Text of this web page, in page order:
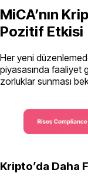
MiCA’nın
Pozitif Etkisi
Her yeni
piyasasında faaliyet
zorluklar sunması
Kripto’da Daha